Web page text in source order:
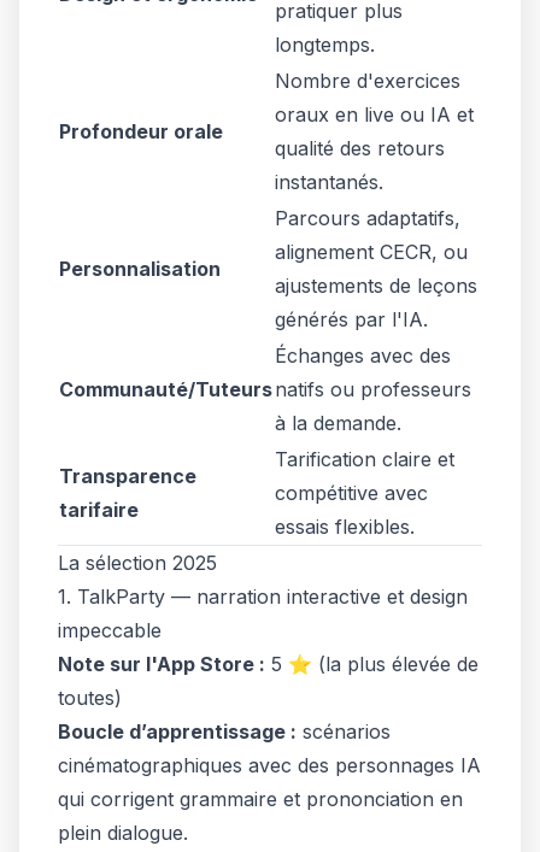
pratiquer plus
longtemps.
Profondeur orale
Nombre d'exercices
oraux en live ou IA et
qualité des retours
instantanés.
Personnalisation
Parcours adaptatifs,
alignement CECR, ou
ajustements de leçons
générés par l'IA.
Communauté/Tuteurs
Échanges avec des
natifs ou professeurs
à la demande.
Transparence
tarifaire
Tarification claire et
compétitive avec
essais flexibles.
La sélection 2025
1. TalkParty — narration interactive et design
impeccable
Note sur l'App Store : 5 ⭐️ (la plus élevée de
toutes)
Boucle d’apprentissage : scénarios
cinématographiques avec des personnages IA
qui corrigent grammaire et prononciation en
plein dialogue.